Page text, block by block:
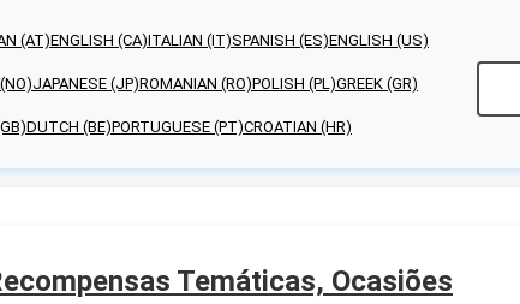
(AT)ENGLISH (CA)ITALIAN (IT)SPANISH (ES)ENGLISH (US)
JAPANESE (JP)ROMANIAN (RO)POLISH (PL)GREEK (GR)
DUTCH (BE)PORTUGUESE (PT)CROATIAN (HR)
Temáticas, Ocasiões